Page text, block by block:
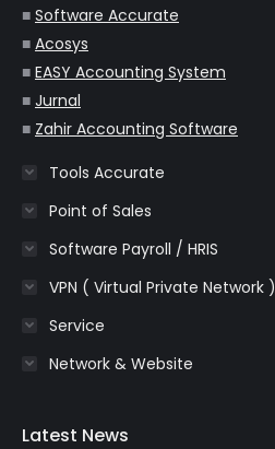
windowwindowwindowwindowwindow
■ Software Accurate
■ Acosys
■ EASY Accounting System
■ Jurnal
■ Zahir Accounting Software
Tools Accurate
Point of Sales
Software Payroll / HRIS
VPN ( Virtual Private Network )
Service
Network & Website
Latest News